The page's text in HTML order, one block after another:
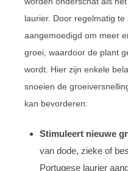
laurier. Door regelmatig
aangemoedigd om meer
groei, waardoor de plant
wordt. Hier zijn enkele
snoeien de
kan bevorderen:
Stimuleert nieuwe
van dode, zieke of
Portugese laurier